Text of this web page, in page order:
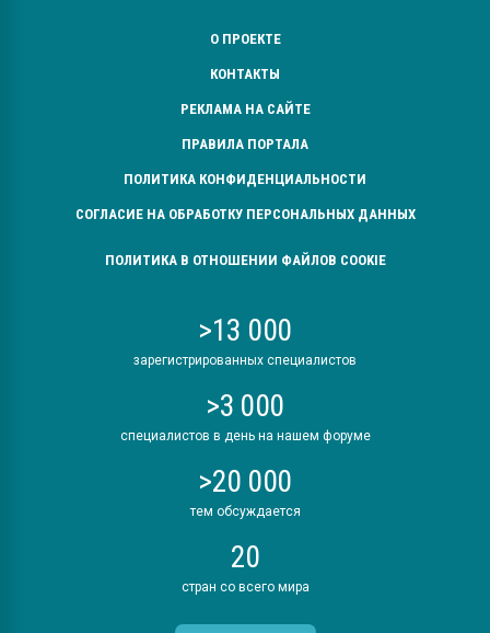
О ПРОЕКТЕ
КОНТАКТЫ
РЕКЛАМА НА САЙТЕ
ПРАВИЛА ПОРТАЛА
ПОЛИТИКА КОНФИДЕНЦИАЛЬНОСТИ
СОГЛАСИЕ НА ОБРАБОТКУ ПЕРСОНАЛЬНЫХ ДАННЫХ
ПОЛИТИКА В ОТНОШЕНИИ ФАЙЛОВ COOKIE
>13 000
зарегистрированных специалистов
>3 000
специалистов в день на нашем форуме
>20 000
тем обсуждается
20
стран со всего мира